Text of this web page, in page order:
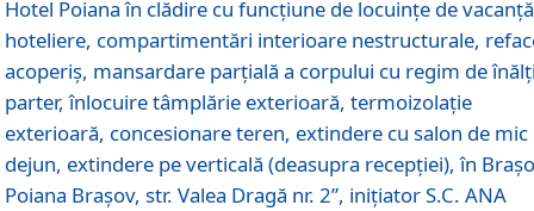
Hotel Poiana în clădire cu funcţiune de locuinţe de
hoteliere, compartimentări interioare nestructurale,
acoperiş, mansardare parţială a corpului cu regim de
parter, înlocuire tâmplărie exterioară, termoizolaţie
exterioară, concesionare teren, extindere cu salon de mic
dejun, extindere pe verticală (deasupra recepţiei), în
Poiana Braşov, str. Valea Dragă nr. 2”, iniţiator S.C. ANA